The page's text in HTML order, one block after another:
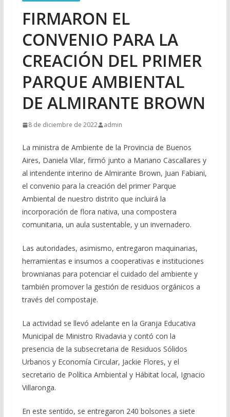
FIRMARON EL
CONVENIO PARA LA
CREACIÓN DEL PRIMER
PARQUE AMBIENTAL
DE ALMIRANTE BROWN
8 de diciembre de 2022 admin
La ministra de Ambiente de la Provincia de Buenos
Aires, Daniela Vilar, firmó junto a Mariano Cascallares y
al intendente interino de Almirante Brown, Juan Fabiani,
el convenio para la creación del primer Parque
Ambiental de nuestro distrito que incluirá la
incorporación de flora nativa, una compostera
comunitaria, un aula sustentable, y un invernadero.
Las autoridades, asimismo, entregaron maquinarias,
herramientas e insumos a cooperativas e instituciones
brownianas para potenciar el cuidado del ambiente y
también promover la gestión de residuos orgánicos a
través del compostaje.
La actividad se llevó adelante en la Granja Educativa
Municipal de Ministro Rivadavia y contó con la
presencia de la subsecretaria de Residuos Sólidos
Urbanos y Economía Circular, Jackie Flores, y el
secretario de Política Ambiental y Hábitat local, Ignacio
Villaronga.
En este sentido, se entregaron 240 bolsones a siete